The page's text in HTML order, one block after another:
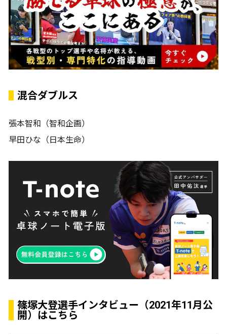
混合ダブルス
張本智和（智和企画）
早田ひな（日本生命）
篠塚大登選手インタビュー（2021年11月公
開）はこちら